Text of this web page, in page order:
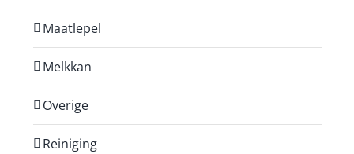
Maatlepel
Melkkan
Overige
Reiniging